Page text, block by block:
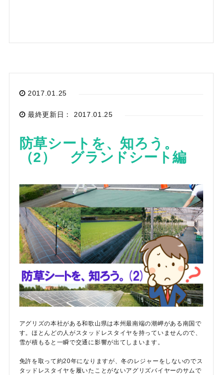
2017.01.25
最終更新日： 2017.01.25
防草シートを、知ろう。
（2） グランドシート編
アグリズの本社がある和歌山県は本州最南端の潮岬がある南国で
す。ほとんどの人がスタッドレスタイヤを持っていませんので、
雪が積もると一瞬で交通に影響が出てしまいます。
免許を取って約20年になりますが、冬のレジャーをしないのでス
タッドレスタイヤを履いたことがないアグリズバイヤーのサムで